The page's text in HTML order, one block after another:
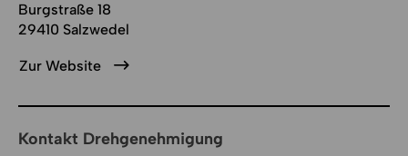
Burgstraße 18
29410 Salzwedel
Zur Website
Kontakt Drehgenehmigung